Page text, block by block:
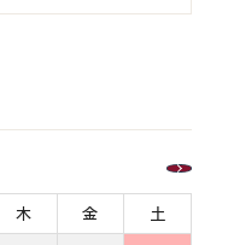
木 金
土